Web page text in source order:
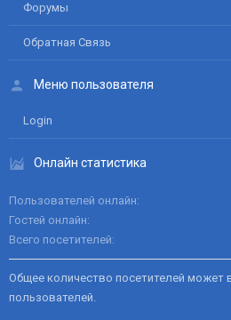
Форумы
Обратная Связь
Меню пользователя
Login
Онлайн статистика
Пользователей онлайн
Гостей онлайн
Всего посетителей
Общее количество посетителей может
пользователей.